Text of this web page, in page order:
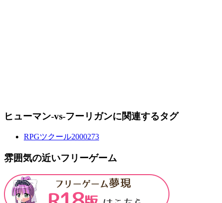
ヒューマン-vs-フーリガンに関連するタグ
RPGツクール2000273
雰囲気の近いフリーゲーム